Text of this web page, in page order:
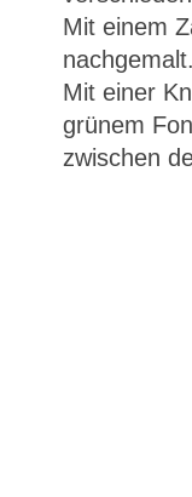
Mit einem
nachgemalt.
Mit einer
grünem
zwischen